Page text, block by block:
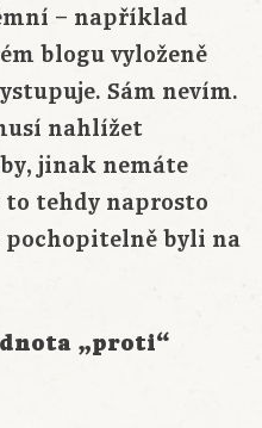
– například
blogu vyloženě
Sám nevím.
nahlížet
jinak nemáte
tehdy naprosto
pochopitelně byli na
„proti“